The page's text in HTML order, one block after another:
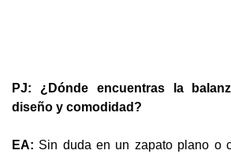
PJ: ¿Dónde encuentras la
diseño y comodidad?
EA: Sin duda en un zapato plano o